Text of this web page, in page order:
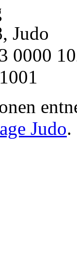
Judo
0000
Judo.